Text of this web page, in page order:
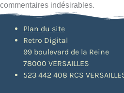
commentaires indésirables.
Plan du site
Retro Digital
99 boulevard de la Reine
78000 VERSAILLES
523 442 408 RCS